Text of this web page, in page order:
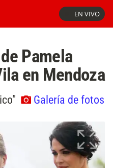
EN VIVO
Pamela
en Mendoza
Galería de fotos